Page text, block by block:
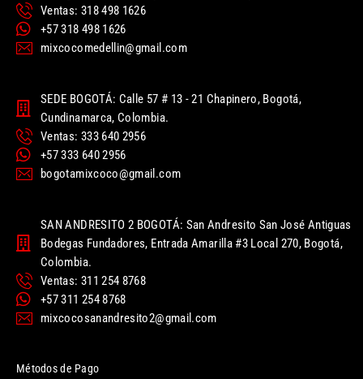
Ventas: 318 498 1626
+57 318 498 1626
mixcocomedellin@gmail.com
SEDE BOGOTÁ: Calle 57 # 13 - 21 Chapinero, Bogotá,
Cundinamarca, Colombia.
Ventas: 333 640 2956
+57 333 640 2956
bogotamixcoco@gmail.com
SAN ANDRESITO 2 BOGOTÁ: San Andresito San José Antiguas
Bodegas Fundadores, Entrada Amarilla #3 Local 270, Bogotá,
Colombia.
Ventas: 311 254 8768
+57 311 254 8768
mixcocosanandresito2@gmail.com
Métodos de Pago